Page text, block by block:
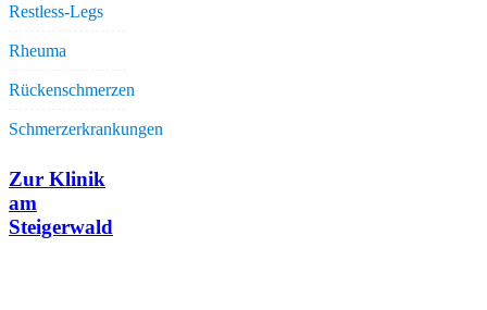
Restless-Legs
Rheuma
Rückenschmerzen
Schmerzerkrankungen
Zur Klinik
am
Steigerwald